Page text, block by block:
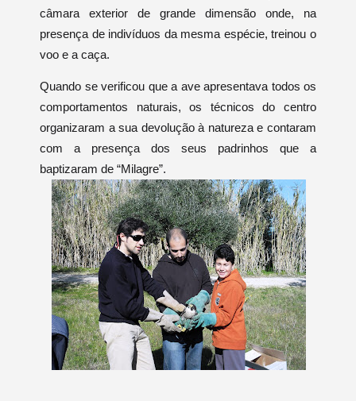
câmara exterior de grande dimensão onde, na
presença de indivíduos da mesma espécie, treinou o
voo e a caça.
Quando se verificou que a ave apresentava todos os
comportamentos naturais, os técnicos do centro
organizaram a sua devolução à natureza e contaram
com a presença dos seus padrinhos que a
baptizaram de “Milagre”.